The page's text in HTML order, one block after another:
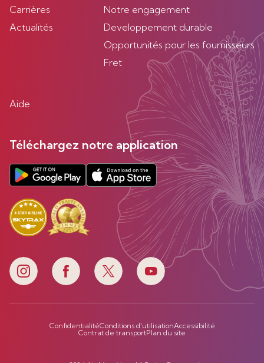
Carrières
Actualités
Notre engagement
Developpement durable
Opportunités pour les fournisseurs
Fret
Aide
Téléchargez notre application
ConfidentialitéConditions d'utilisationAccessibilité
Contrat de transportPlan du site